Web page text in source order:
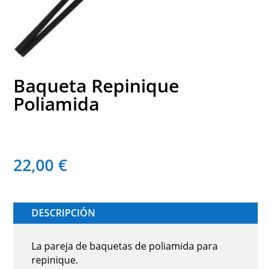
Baqueta Repinique
Poliamida
22,00€
DESCRIPCIÓN
La pareja de baquetas de poliamida para
repinique.